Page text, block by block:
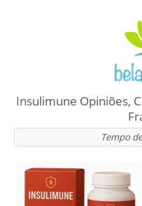
Insulimune Opiniões,
Tempo